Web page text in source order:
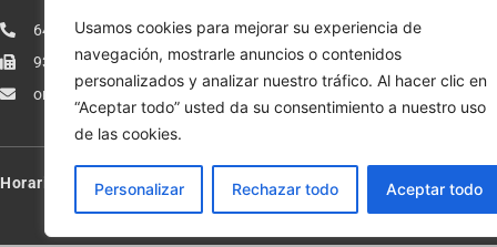
Usamos cookies para mejorar su experiencia de
navegación, mostrarle anuncios o contenidos
personalizados y analizar nuestro tráfico. Al hacer clic en
“Aceptar todo” usted da su consentimiento a nuestro uso
de las cookies.
Personalizar Rechazar todo Aceptar todo
640277962
933113005
orientexpressmodelismo@gmail.com
Condiciones
Política de
Política de
Horario: Lun-Vie de 10:00-13:30 y 17:00-20:00 – Sáb de 10:00-13:30